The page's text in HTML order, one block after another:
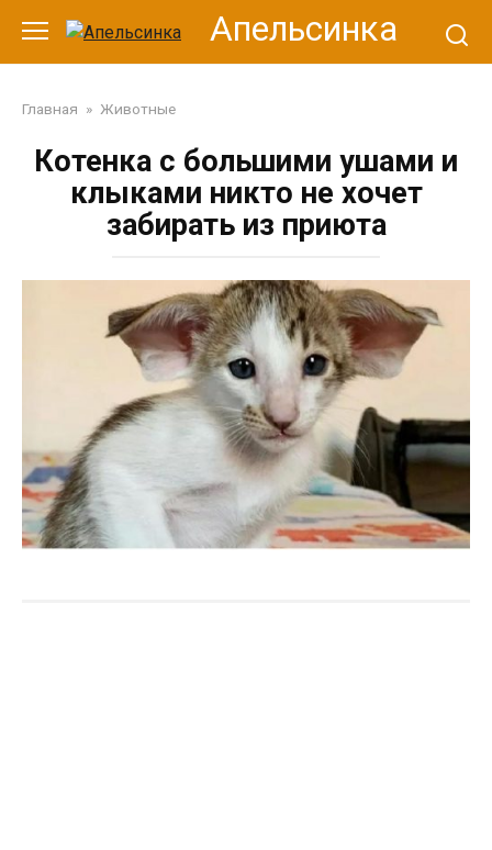
контенту
Апельсинка
Главная » Животные
Котенка с большими ушами и
клыками никто не хочет
забирать из приюта